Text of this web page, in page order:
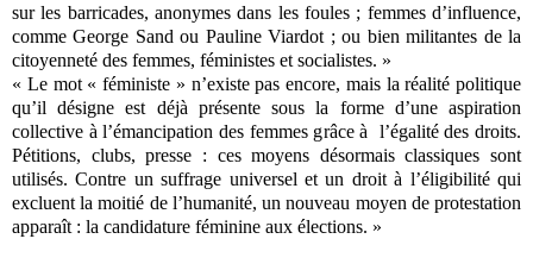
sur les barricades, anonymes dans les foules ; femmes d’influence,
comme George Sand ou Pauline Viardot ; ou bien militantes de la
citoyenneté des femmes, féministes et socialistes. »
« Le mot « féministe » n’existe pas encore, mais la réalité politique
qu’il désigne est déjà présente sous la forme d’une aspiration
collective à l’émancipation des femmes grâce à l’égalité des droits.
Pétitions, clubs, presse : ces moyens désormais classiques sont
utilisés. Contre un suffrage universel et un droit à l’éligibilité qui
excluent la moitié de l’humanité, un nouveau moyen de protestation
apparaît : la candidature féminine aux élections. »